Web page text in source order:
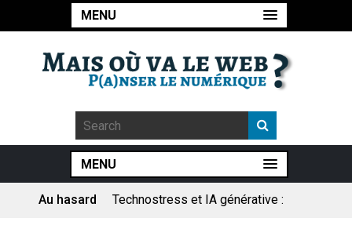
MENU
MENU
Au hasard
Technostress et IA générative :